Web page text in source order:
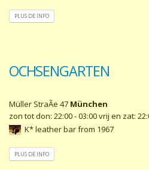
PLUS DE INFO
OCHSENGARTEN
Müller StraÃe 47 München
zon tot don: 22:00 - 03:00 vrij en zat:
K* leather bar from 1967
PLUS DE INFO